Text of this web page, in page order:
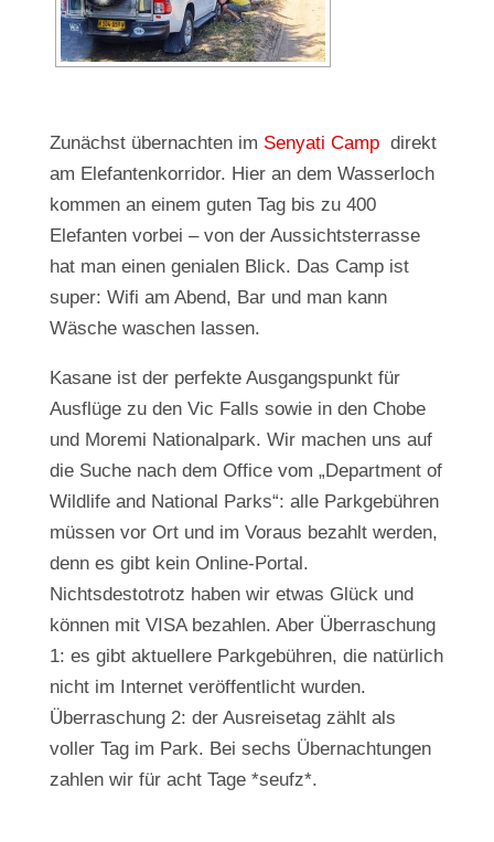
Zunächst übernachten im Senyati Campdirekt
am Elefantenkorridor. Hier an dem Wasserloch
kommen an einem guten Tag bis zu 400
Elefanten vorbei – von der Aussichtsterrasse
hat man einen genialen Blick. Das Camp ist
super: Wifi am Abend, Bar und man kann
Wäsche waschen lassen.
Kasane ist der perfekte Ausgangspunkt für
Ausflüge zu den Vic Falls sowie in den Chobe
und Moremi Nationalpark. Wir machen uns auf
die Suche nach dem Office vom „Department of
Wildlife and National Parks“: alle Parkgebühren
müssen vor Ort und im Voraus bezahlt werden,
denn es gibt kein Online-Portal.
Nichtsdestotrotz haben wir etwas Glück und
können mit VISA bezahlen. Aber Überraschung
1: es gibt aktuellere Parkgebühren, die natürlich
nicht im Internet veröffentlicht wurden.
Überraschung 2: der Ausreisetag zählt als
voller Tag im Park. Bei sechs Übernachtungen
zahlen wir für acht Tage *seufz*.